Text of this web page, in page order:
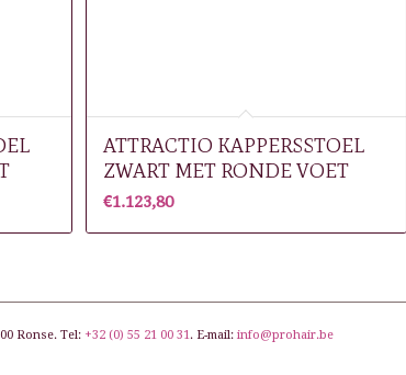
ATTRACTIO KAPPERSSTOEL
ZWART MET RONDE VOET
€1.123,80
Ronse. Tel: +32 (0) 55 21 00 31. E-mail: info@prohair.be